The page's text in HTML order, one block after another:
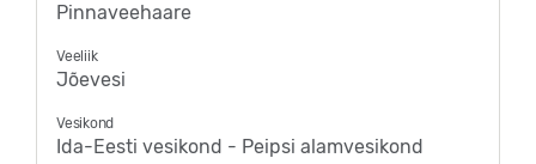
Pinnaveehaare
Veeliik
Jõevesi
Vesikond
Ida-Eesti vesikond - Peipsi alamvesikond